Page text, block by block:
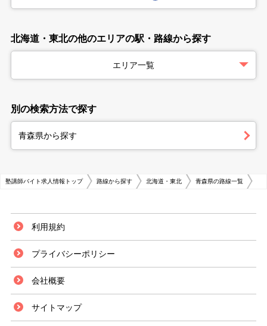
北海道・東北の他のエリアの駅・路線から探す
エリア一覧
別の検索方法で探す
青森県から探す
塾講師バイト求人情報トップ 路線から探す 北海道・東北 青森県の路線一覧
利用規約
プライバシーポリシー
会社概要
サイトマップ